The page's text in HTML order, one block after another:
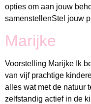
opties om aan jouw
samenstellenStel jouw
Marijke
Voorstelling Marijke Ik
van vijf prachtige
alles wat met de natuur
zelfstandig actief in de